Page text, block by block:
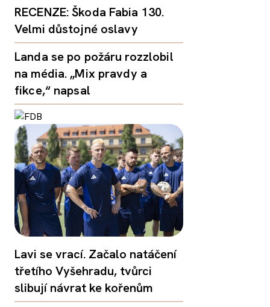
RECENZE: Škoda Fabia 130.
Velmi důstojné oslavy
Landa se po požáru rozzlobil
na média. „Mix pravdy a
fikce,“ napsal
Lavi se vrací. Začalo natáčení
třetího Vyšehradu, tvůrci
slibují návrat ke kořenům